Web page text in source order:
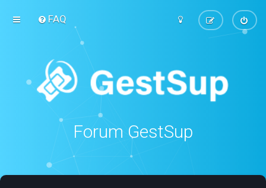
FAQ
Forum GestSup